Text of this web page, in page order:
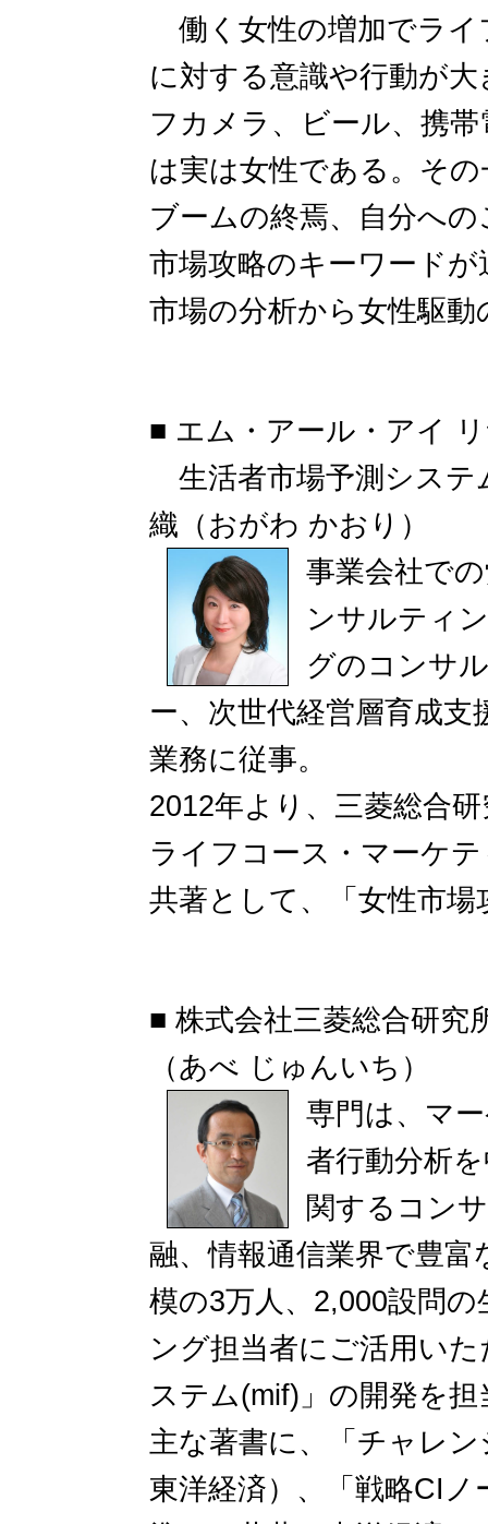
働く女性の増加でライ
に対する意識や行動が
フカメラ、ビール、携
は実は女性である。そ
ブームの終焉、自分へ
市場攻略のキーワード
市場の分析から女性駆
■ エム・アール・アイ
生活者市場予測シス
織（おがわ かおり）
事業会社で
ンサルティ
グのコンサ
ー、次世代経営層育成
業務に従事。
2012年より、三菱総合
ライフコース・マーケ
共著として、「女性市場
■ 株式会社三菱総合研
（あべ じゅんいち）
専門は、マ
者行動分析
関するコン
融、情報通信業界で豊
模の3万人、2,000設問
ング担当者にご活用い
ステム(mif)」の開発を担
主な著書に、「チャレ
東洋経済）、「戦略CI